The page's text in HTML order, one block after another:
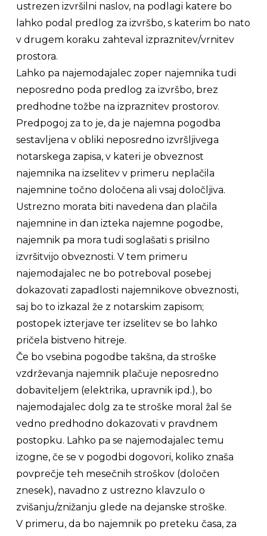
ustrezen izvršilni naslov, na podlagi katere bo
lahko podal predlog za izvršbo, s katerim bo nato
v drugem koraku zahteval izpraznitev/vrnitev
prostora.
Lahko pa najemodajalec zoper najemnika tudi
neposredno poda predlog za izvršbo, brez
predhodne tožbe na izpraznitev prostorov.
Predpogoj za to je, da je najemna pogodba
sestavljena v obliki neposredno izvršljivega
notarskega zapisa, v kateri je obveznost
najemnika na izselitev v primeru neplačila
najemnine točno določena ali vsaj določljiva.
Ustrezno morata biti navedena dan plačila
najemnine in dan izteka najemne pogodbe,
najemnik pa mora tudi soglašati s prisilno
izvršitvijo obveznosti. V tem primeru
najemodajalec ne bo potreboval posebej
dokazovati zapadlosti najemnikove obveznosti,
saj bo to izkazal že z notarskim zapisom;
postopek izterjave ter izselitev se bo lahko
pričela bistveno hitreje.
Če bo vsebina pogodbe takšna, da stroške
vzdrževanja najemnik plačuje neposredno
dobaviteljem (elektrika, upravnik ipd.), bo
najemodajalec dolg za te stroške moral žal še
vedno predhodno dokazovati v pravdnem
postopku. Lahko pa se najemodajalec temu
izogne, če se v pogodbi dogovori, koliko znaša
povprečje teh mesečnih stroškov (določen
znesek), navadno z ustrezno klavzulo o
zvišanju/znižanju glede na dejanske stroške.
V primeru, da bo najemnik po preteku časa, za